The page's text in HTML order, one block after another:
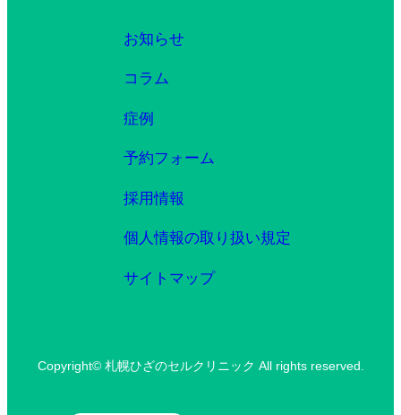
お知らせ
コラム
症例
予約フォーム
採用情報
個人情報の取り扱い規定
サイトマップ
Copyright© 札幌ひざのセルクリニック All rights reserved.